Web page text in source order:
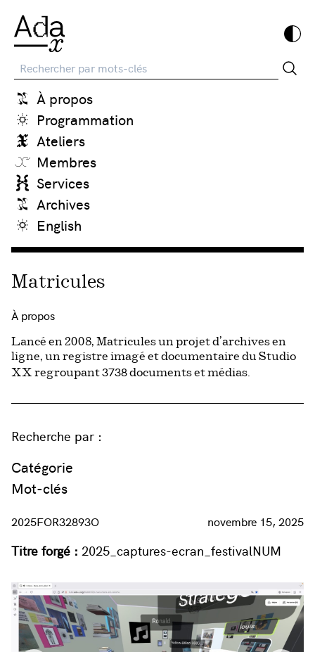
Recherche
À propos
Programmation
Ateliers
Membres
Services
Archives
English
Matricules
À propos
Lancé en 2008, Matricules un projet d’archives en
ligne, un registre imagé et documentaire du Studio
XX regroupant3738documents et médias.
Recherche par :
Catégorie
Mot-clés
2025FOR32893O novembre 15, 2025
Titre forgé : 2025_captures-ecran_festivalNUM